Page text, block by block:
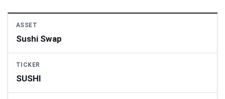
ASSET
Sushi Swap
TICKER
SUSHI